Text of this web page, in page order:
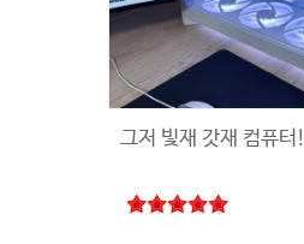
그저 빛재 갓재 컴퓨터!